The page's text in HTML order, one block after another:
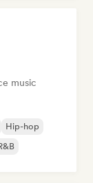
music
Hip-hop